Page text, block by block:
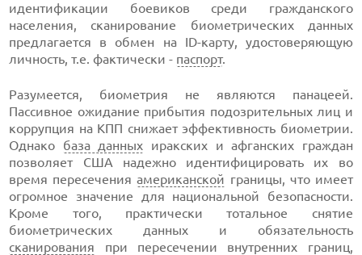
идентификации боевиков среди гражданского
населения, сканирование биометрических данных
предлагается в обмен на ID-карту, удостоверяющую
личность, т.е. фактически - паспорт.
Разумеется, биометрия не являются панацеей.
Пассивное ожидание прибытия подозрительных лиц и
коррупция на КПП снижает эффективность биометрии.
Однако база данных иракских и афганских граждан
позволяет США надежно идентифицировать их во
время пересеченияамериканской границы, что имеет
огромное значение для национальной безопасности.
Кроме того, практически тотальное снятие
биометрических данных и обязательность
сканирования при пересечении внутренних границ,